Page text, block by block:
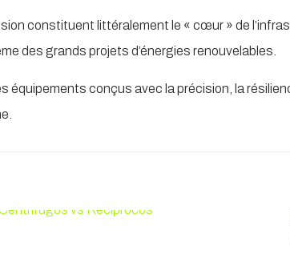
constituent littéralement le « cœur » de
des grands projets d’énergies renouvelables.
conçus avec la précision, la